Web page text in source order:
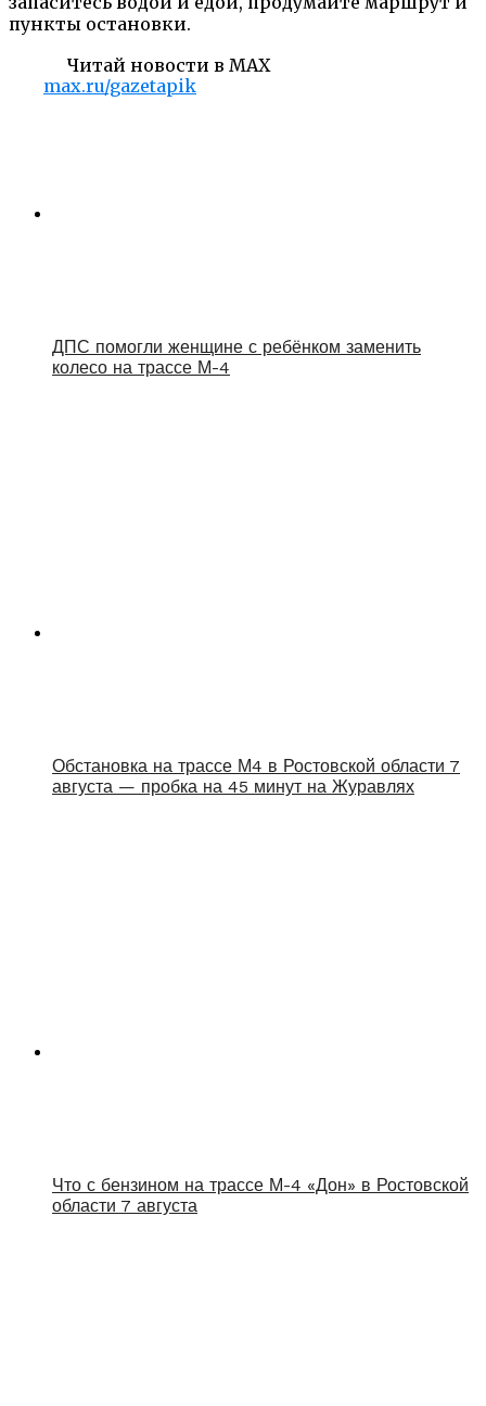
пункты остановки.
Читай новости в MAX
max.ru/gazetapik
ДПС помогли женщине с ребёнком заменить
колесо на трассе М-4
Обстановка на трассе М4 в Ростовской области 7
августа — пробка на 45 минут на Журавлях
Что с бензином на трассе М-4 «Дон» в Ростовской
области 7 августа